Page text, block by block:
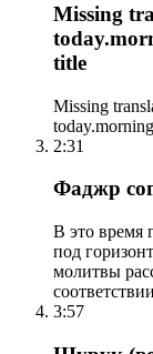
Missing
title
Missing
2:31
Фаджр
В это время
под
молитвы
3:57